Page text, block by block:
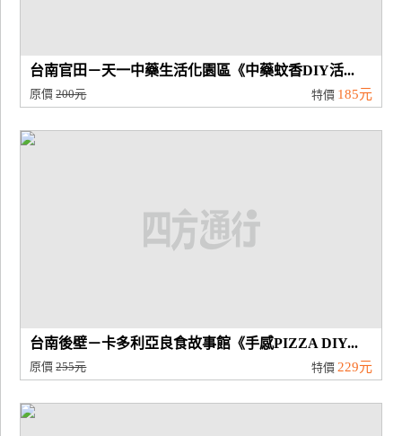
計
商
台南官田－天一中藥生活化園區《中藥蚊香DIY活...
原價200元 特價 185元
台南後壁－卡多利亞良食故事館《手感PIZZA DIY...
原價255元 特價 229元